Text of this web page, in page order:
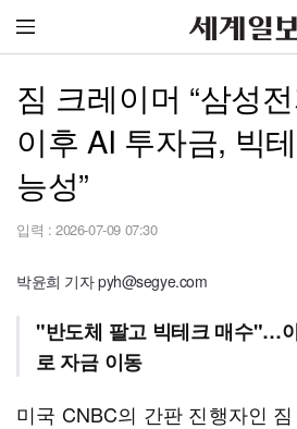
짐 크레이머 “삼성
이후 AI 투자금, 빅
능성”
입력 : 2026-07-09 07:30
박윤희 기자 pyh@segye.com
"반도체 팔고 빅테크 매수"…
로 자금 이동
미국 CNBC의 간판 진행자인